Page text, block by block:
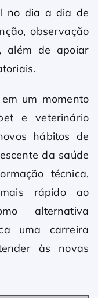
no dia a dia de
observação
além de apoiar
um momento
e veterinário
hábitos de
da saúde
técnica,
rápido ao
alternativa
uma carreira
às novas